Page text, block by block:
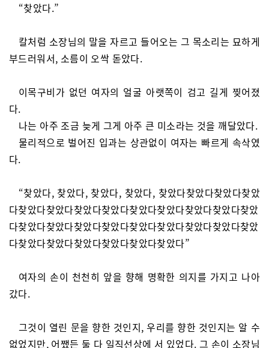
“찾았다.”
칼처럼 소장님의 말을 자르고 들어오는 그 목소리는 묘하게
부드러워서, 소름이 오싹 돋았다.
이목구비가 없던 여자의 얼굴 아랫쪽이 검고 길게 찢어졌
다.
나는 아주 조금 늦게 그게 아주 큰 미소라는 것을 깨달았다.
물리적으로 벌어진 입과는 상관없이 여자는 빠르게 속삭였
다.
“찾았다, 찾았다, 찾았다, 찾았다, 찾았다찾았다찾았다찾았
다찾았다찾았다찾았다찾았다찾았다찾았다찾았다찾았다찾았
다찾았다찾았다찾았다찾았다찾았다찾았다찾았다찾았다찾았
다찾았다찾았다찾았다찾았다찾았다찾았다”
여자의 손이 천천히 앞을 향해 명확한 의지를 가지고 나아
갔다.
그것이 열린 문을 향한 것인지, 우리를 향한 것인지는 알 수
없었지만, 어쨌든 둘 다 일직선상에 서 있었다. 그 손이 소장님